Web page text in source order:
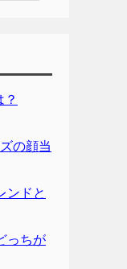
の顔当
ンドと
っちが